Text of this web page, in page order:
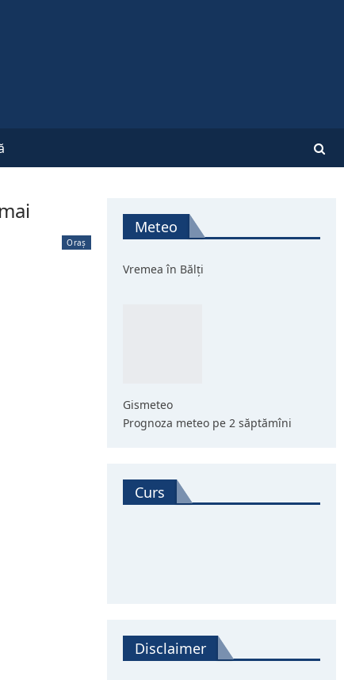
Oraș
Meteo
Vremea în Bălți
Gismeteo
Prognoza meteo pe 2 săptămîni
Curs
Disclaimer